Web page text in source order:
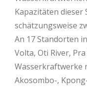
Kapazitäten dieser
schätzungsweise
An 17 Standorten
Volta, Oti River,
Wasserkraftwerke
Akosombo-,